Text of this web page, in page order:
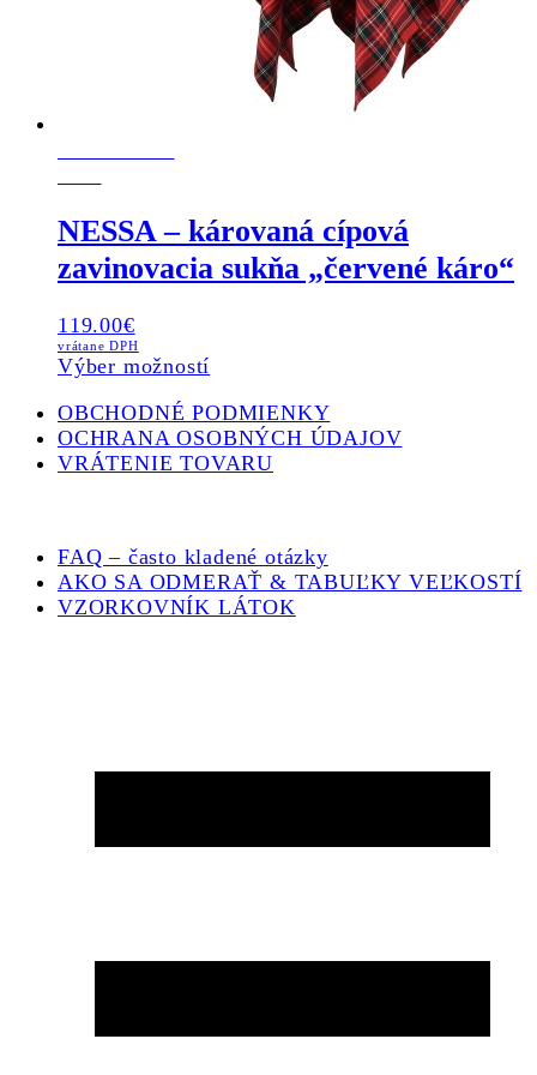
NESSA – károvaná cípová
zavinovacia sukňa „červené káro“
119.00€
vrátane DPH
Výber možností
has
multiple
variants.
be
chosen
on
OBCHODNÉ PODMIENKY
OCHRANA OSOBNÝCH ÚDAJOV
VRÁTENIE TOVARU
FAQ – často kladené otázky
AKO SA ODMERAŤ & TABUĽKY VEĽKOSTÍ
VZORKOVNÍK LÁTOK